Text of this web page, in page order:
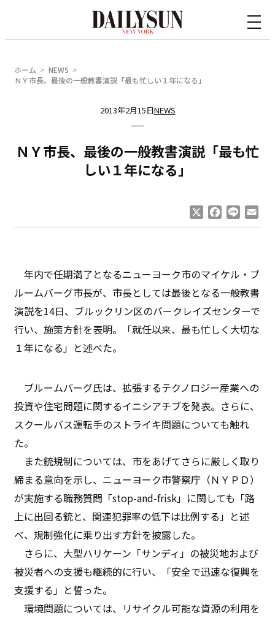
ホーム
NEWS
ＮＹ市長、最後の一般教書演説「最も忙しい１年になる」
2013年2月15日NEWS
ＮＹ市長、最後の一般教書演説「最も忙
しい１年になる」
Facebook
Line
年内で任期満了となるニューヨーク市のマイケル・ブ
ルームバーグ市長が、市長としては最後となる一般教書
演説を14日、ブルックリン区のバークレイズセンターで
行い、施策方針を表明。「就任以来、最も忙しく大切な
１年になる」と述べた。
ブルームバーグ氏は、拡張するテクノロジー産業への
投資や住宅問題に関するイニシアチブを発表。さらに、
スクールバス運転手のストライキ問題についても触れ
た。
また銃規制については、市をあげてさらに厳しく取り
締まる意向を示し、ニューヨーク市警察庁（ＮＹＰＤ）
が実施する職務質問「stop-and-frisk」に関しても「路
上に出回る銃と、関連犯罪率の低下は比例する」と述
べ、規制強化に乗り出す方針を披露した。
さらに、大型ハリケーン「サンディ」の被災地および
被災者への支援も継続的に行い、「安全で迅速な復興を
支援する」と誓った。
環境問題については、リサイクル可能な資源の利用を